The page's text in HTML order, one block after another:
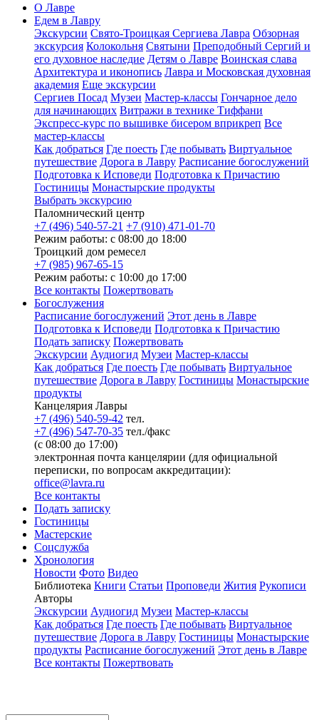
О Лавре
Едем в Лавру
Экскурсии Свято-Троицкая Сергиева Лавра Обзорная
экскурсия Колокольня Святыни Преподобный Сергий и
его духовное наследие Детям о Лавре Воинская слава
Архитектура и иконопись Лавра и Московская духовная
академия Еще экскурсии
Сергиев Посад Музеи Мастер-классы Гончарное дело
для начинающих Витражи в технике Тиффани
Экспресс-курс по вышивке бисером вприкреп Все
мастер-классы
Как добраться Где поесть Где побывать Виртуальное
путешествие Дорога в Лавру Расписание богослужений
Подготовка к Исповеди Подготовка к Причастию
Гостиницы Монастырские продукты
Выбрать экскурсию
Паломнический центр
+7 (496) 540-57-21 +7 (910) 471-01-70
Режим работы: с 08:00 до 18:00
Троицкий дом ремесел
+7 (985) 967-65-15
Режим работы: с 10:00 до 17:00
Все контакты Пожертвовать
Богослужения
Расписание богослужений Этот день в Лавре
Подготовка к Исповеди Подготовка к Причастию
Подать записку Пожертвовать
Экскурсии Аудиогид Музеи Мастер-классы
Как добраться Где поесть Где побывать Виртуальное
путешествие Дорога в Лавру Гостиницы Монастырские
продукты
Канцелярия Лавры
+7 (496) 540-59-42 тел.
+7 (496) 547-70-35 тел./факс
(с 08:00 до 17:00)
электронная почта канцелярии (для официальной
переписки, по вопросам аккредитации):
office@lavra.ru
Все контакты
Подать записку
Гостиницы
Мастерские
Соцслужба
Хронология
Новости Фото Видео
Библиотека Книги Статьи Проповеди Жития Рукописи
Авторы
Экскурсии Аудиогид Музеи Мастер-классы
Как добраться Где поесть Где побывать Виртуальное
путешествие Дорога в Лавру Гостиницы Монастырские
продукты Расписание богослужений Этот день в Лавре
Все контакты Пожертвовать